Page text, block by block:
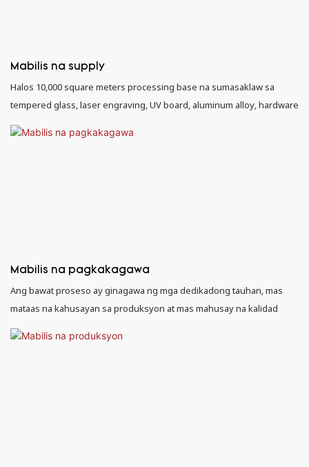
Mabilis na supply
Halos 10,000 square meters processing base na sumasaklaw sa
tempered glass, laser engraving, UV board, aluminum alloy, hardware
Mabilis na pagkakagawa
Ang bawat proseso ay ginagawa ng mga dedikadong tauhan, mas
mataas na kahusayan sa produksyon at mas mahusay na kalidad